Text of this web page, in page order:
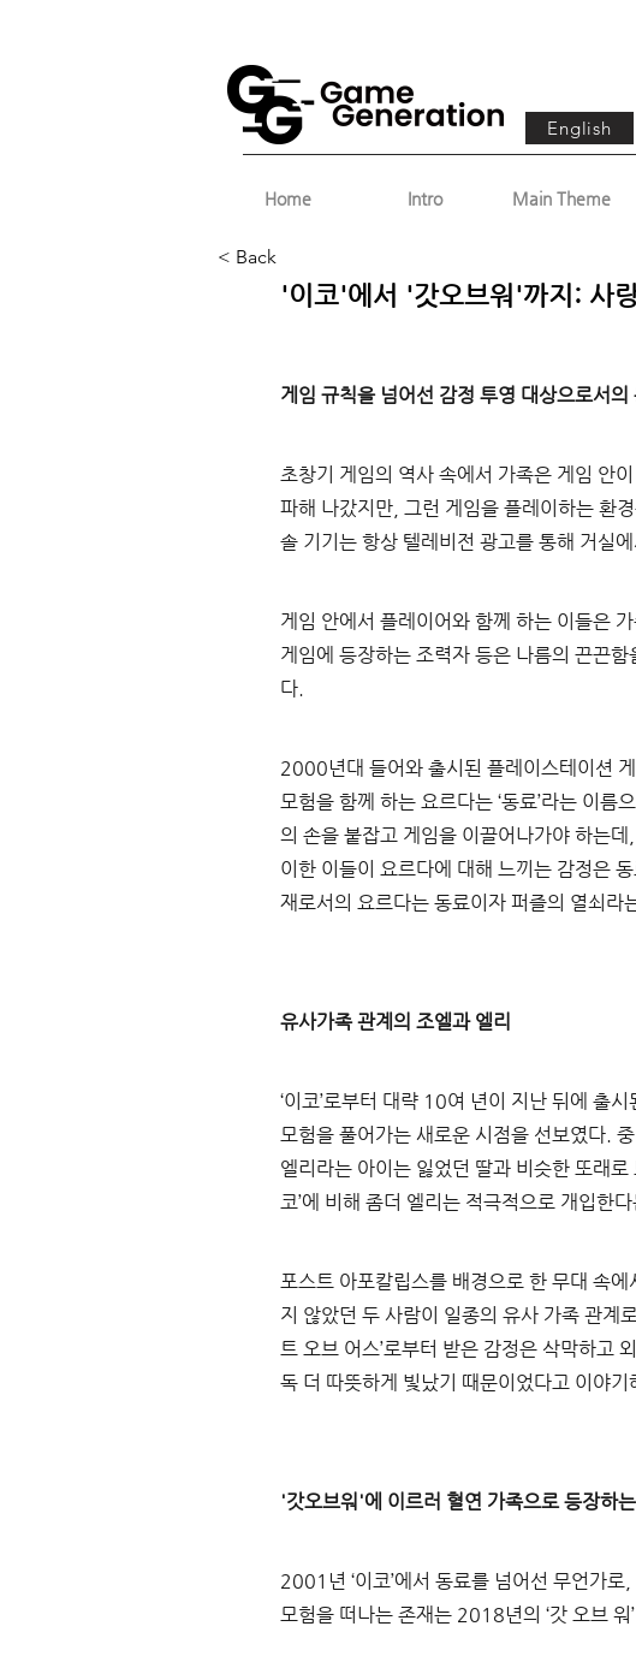
English
Home Intro Main Theme
< Back
'이코'에서 '갓오브워'까지: 사
게임 규칙을 넘어선 감정 투영 대상으로서의
초창기 게임의 역사 속에서 가족은 게임 안
파해 나갔지만 그런 게임을 플레이하는 환
솔 기기는 항상 텔레비전 광고를 통해 거실
게임 안에서 플레이어와 함께 하는 이들은
게임에 등장하는 조력자 등은 나름의 끈끈
다.
2000년대 들어와 출시된 플레이스테이션
모험을 함께 하는 요르다는 ‘동료’라는 이름
의 손을 붙잡고 게임을 이끌어나가야 하는데
이한 이들이 요르다에 대해 느끼는 감정은
재로서의 요르다는 동료이자 퍼즐의 열쇠라
유사가족 관계의 조엘과 엘리
‘이코’로부터 대략 10여 년이 지난 뒤에 출시
모험을 풀어가는 새로운 시점을 선보였다.
엘리라는 아이는 잃었던 딸과 비슷한 또래
코’에 비해 좀더 엘리는 적극적으로 개입한
포스트 아포칼립스를 배경으로 한 무대 속
지 않았던 두 사람이 일종의 유사 가족 관계
트 오브 어스’로부터 받은 감정은 삭막하고
독 더 따뜻하게 빛났기 때문이었다고 이야
'갓오브워'에 이르러 혈연 가족으로 등장하
2001 년 ‘이코’에서 동료를 넘어선 무언가로
모험을 떠나는 존재는 2018년의 ‘갓 오브 워’